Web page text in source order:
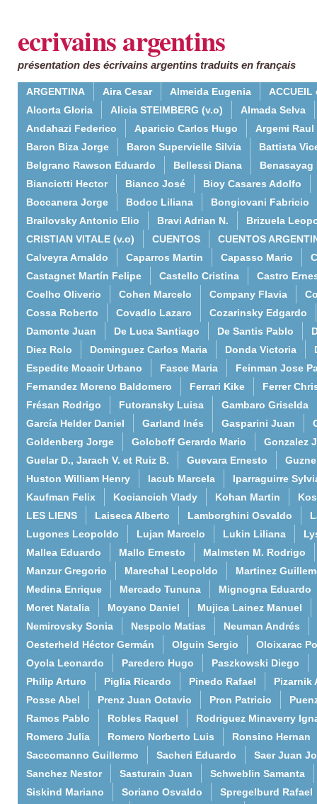
ecrivains argentins
présentation des écrivains argentins traduits en français
ARGENTINA Aira Cesar Almeida Eugenia
ACCUEIL
Alcorta Gloria
Alicia STEIMBERG (v.o)
Almada Selva
Andahazi Federico
Aparicio Carlos Hugo
Argemi Raul
Baron Biza Jorge
Baron Supervielle Silvia
Battista
Belgrano Rawson Eduardo
Bellessi Diana
Benasayag
Bianciotti Hector
Bianco José
Bioy Casares Adolfo
Boccanera Jorge
Bodoc Liliana
Bongiovani Fabricio
Brailovsky Antonio Elio
Bravi Adrian N.
Brizuela
CRISTIAN VITALE (v.o)
CUENTOS
CUENTOS
Calveyra Arnaldo
Caparros Martin Capasso Mario
Castagnet Martín Felipe
Castello Cristina
Castro
Coelho Oliverio
Cohen Marcelo Company Flavia
Cossa Roberto
Covadlo Lazaro
Cozarinsky Edgardo
Damonte Juan
De Luca Santiago De Santis Pablo
Diez Rolo
Dominguez Carlos Maria Donda Victoria
Espedite Moacir Urbano
Fasce Maria
Feinman Jose
Fernandez Moreno Baldomero
Ferrari Kike
Ferrer
Frésan Rodrigo
Futoransky Luisa
Gambaro Griselda
García Helder Daniel
Garland Inés Gasparini Juan
Goldenberg Jorge
Goloboff Gerardo Mario
Gonzalez
Guelar D., Jarach V. et Ruiz B.
Guevara Ernesto
Huston William Henry
Iacub Marcela
Iparraguirre
Kaufman Felix
Kociancich Vlady Kohan Martin
LES LIENS
Laiseca Alberto Lamborghini Osvaldo
Lugones Leopoldo
Lujan Marcelo Lukin Liliana
Mallea Eduardo
Mallo Ernesto
Malmsten M. Rodrigo
Manzur Gregorio
Marechal Leopoldo
Martinez
Medina Enrique
Mercado Tununa
Mignogna Eduardo
Moret Natalia
Moyano Daniel
Mujica Lainez Manuel
Nemirovsky Sonia
Nespolo Matias
Neuman Andrés
Oesterheld Héctor Germán
Olguin Sergio
Oloixarac
Oyola Leonardo
Paredero Hugo
Paszkowski Diego
Philip Arturo
Piglia Ricardo Pinedo Rafael
Pizarnik
Posse Abel
Prenz Juan Octavio Pron Patricio
Ramos Pablo
Robles Raquel
Rodriguez Minaverry
Romero Julia
Romero Norberto Luis
Ronsino Hernan
Saccomanno Guillermo
Sacheri Eduardo
Saer Juan
Sanchez Nestor
Sasturain Juan
Schweblin Samanta
Siskind Mariano
Soriano Osvaldo
Spregelburd Rafael